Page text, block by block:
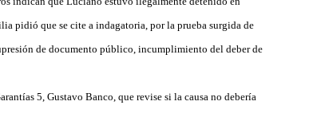
pidió que se cite a indagatoria, por la prueba surgida de
de documento público, incumplimiento del deber de
5, Gustavo Banco, que revise si la causa no debería